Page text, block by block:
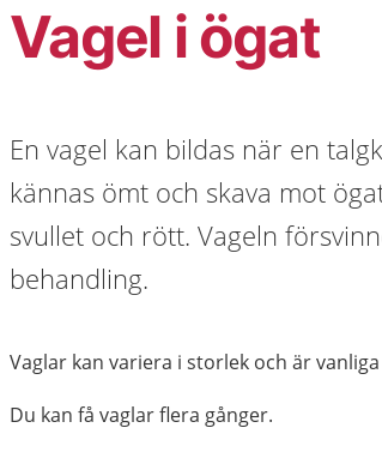
Vagel i ögat
En vagel kan bildas när en
kännas ömt och skava mot
svullet och rött. Vageln
behandling.
Vaglar kan variera i storlek och är
Du kan få vaglar flera gånger.